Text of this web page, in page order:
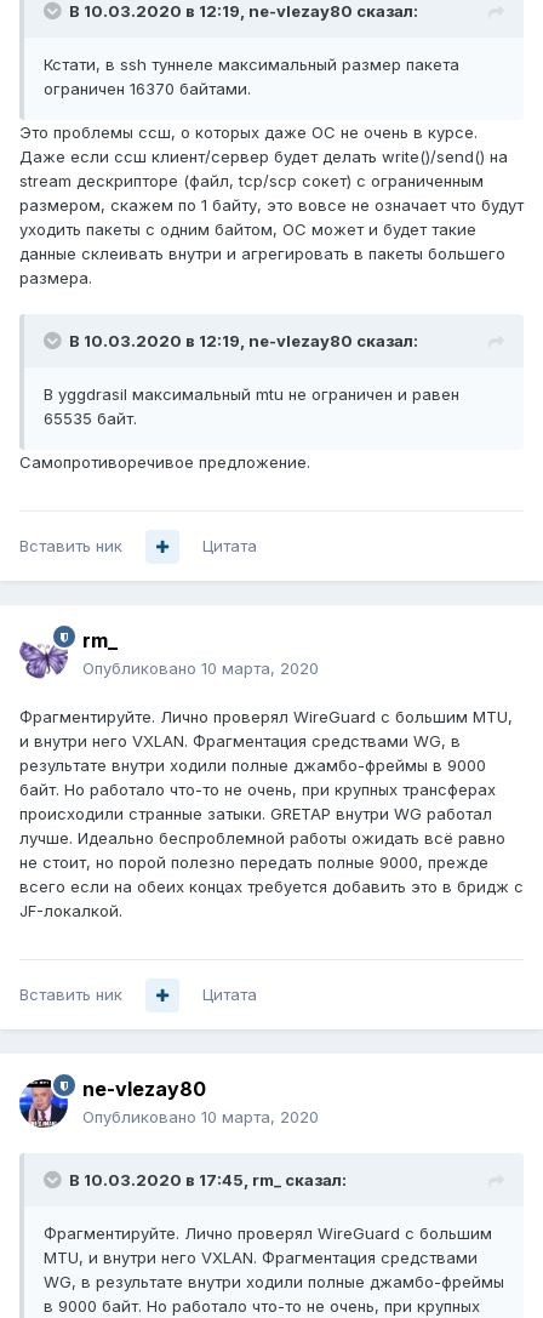
В 10.03.2020 в 12:19, ne-vlezay80 сказал:
Кстати, в ssh туннеле максимальный размер пакета
ограничен 16370 байтами.
Это проблемы ссш, о которых даже ОС не очень в курсе.
Даже если ссш клиент/сервер будет делать write()/send() на
stream дескрипторе (файл, tcp/scp сокет) с ограниченным
размером, скажем по 1 байту, это вовсе не означает что будут
уходить пакеты с одним байтом, ОС может и будет такие
данные склеивать внутри и агрегировать в пакеты большего
размера.
В 10.03.2020 в 12:19, ne-vlezay80 сказал:
В yggdrasil максимальный mtu не ограничен и равен
65535 байт.
Самопротиворечивое предложение.
Вставить ник Цитата
rm_
Опубликовано 10 марта, 2020
Фрагментируйте. Лично проверял WireGuard с большим MTU,
и внутри него VXLAN. Фрагментация средствами WG, в
результате внутри ходили полные джамбо-фреймы в 9000
байт. Но работало что-то не очень, при крупных трансферах
происходили странные затыки. GRETAP внутри WG работал
лучше. Идеально беспроблемной работы ожидать всё равно
не стоит, но порой полезно передать полные 9000, прежде
всего если на обеих концах требуется добавить это в бридж с
JF-локалкой.
Вставить ник Цитата
ne-vlezay80
Опубликовано 10 марта, 2020
В 10.03.2020 в 17:45, rm_ сказал:
Фрагментируйте. Лично проверял WireGuard с большим
MTU, и внутри него VXLAN. Фрагментация средствами
WG, в результате внутри ходили полные джамбо-фреймы
в 9000 байт. Но работало что-то не очень, при крупных